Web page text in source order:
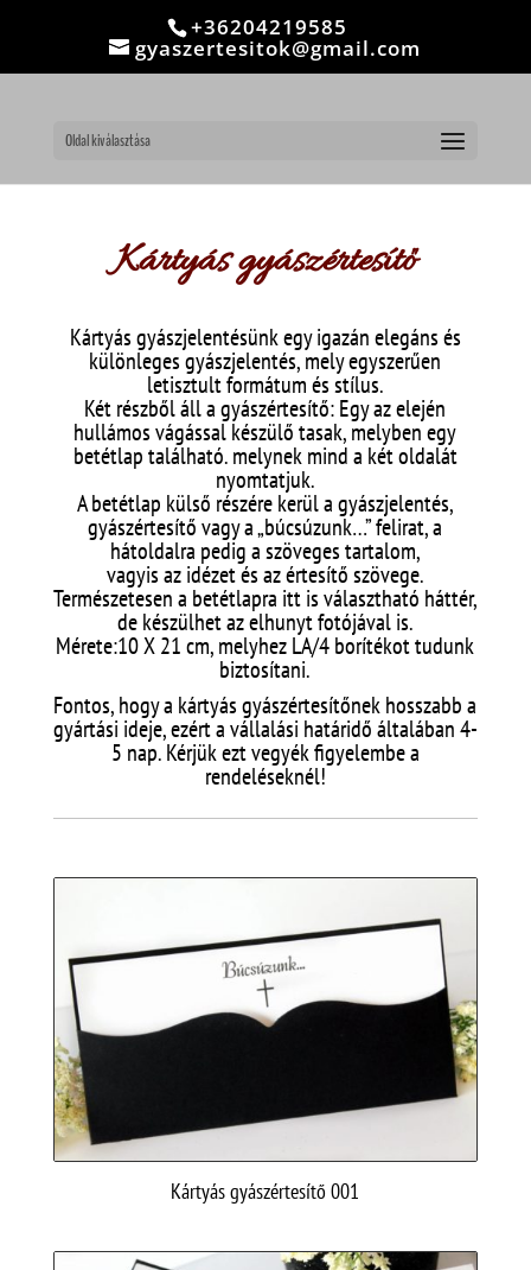
google-site-verification: google1efa47dcd45d02c8.html
+36204219585
gyaszertesitok@gmail.com
Oldal kiválasztása
Kártyás gyászértesítő
Kártyás gyászjelentésünk egy igazán elegáns és
különleges gyászjelentés, mely egyszerűen
letisztult formátum és stílus.
Két részből áll a gyászértesítő: Egy az elején
hullámos vágással készülő tasak, melyben egy
betétlap található. melynek mind a két oldalát
nyomtatjuk.
A betétlap külső részére kerül a gyászjelentés,
gyászértesítő vagy a „búcsúzunk…” felirat, a
hátoldalra pedig a szöveges tartalom,
vagyis az idézet és az értesítő szövege.
Természetesen a betétlapra itt is választható háttér,
de készülhet az elhunyt fotójával is.
Mérete:10 X 21 cm, melyhez LA/4 borítékot tudunk
biztosítani.
Fontos, hogy a kártyás gyászértesítőnek hosszabb a
gyártási ideje, ezért a vállalási határidő általában 4-
5 nap. Kérjük ezt vegyék figyelembe a
rendeléseknél!
Kártyás gyászértesítő 001